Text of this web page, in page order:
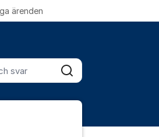
Sök
ärendenFler supportlänkar